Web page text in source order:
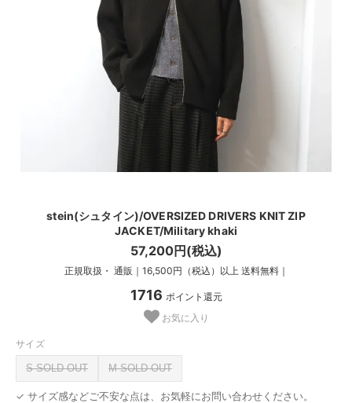
stein(シュタイン)/OVERSIZED DRIVERS KNIT ZIP
JACKET/Military khaki
57,200円(税込)
正規取扱・ 通販｜16,500円（税込）以上 送料無料｜
1716 ポイント還元
お気に入り
サイズ
S SOLD OUT M SOLD OUT
✓ サイズ感などご不安な点は、お気軽にお問い合わせください。